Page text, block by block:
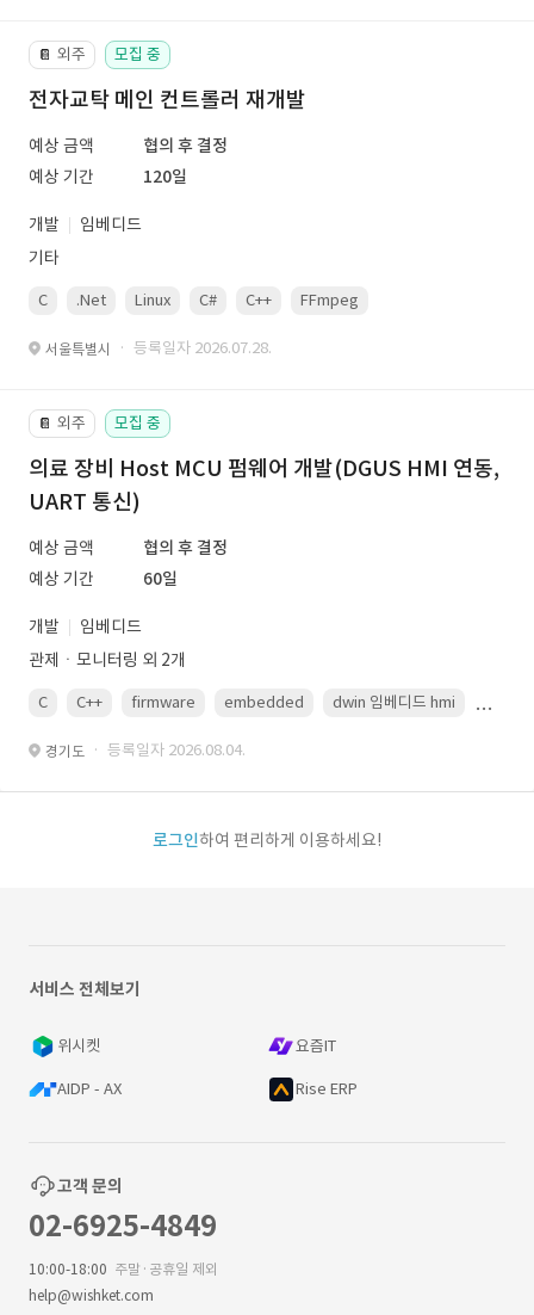
📔 외주 모집 중
전자교탁 메인 컨트롤러 재개발
예상 금액
협의 후 결정
예상 기간
120일
개발
임베디드
기타
C .Net Linux C# C++ FFmpeg
서울특별시 · 등록일자 2026.07.28.
📔 외주 모집 중
의료 장비 Host MCU 펌웨어 개발(DGUS HMI 연동,
UART 통신)
예상 금액
협의 후 결정
예상 기간
60일
개발
임베디드
관제ㆍ모니터링 외 2개
C C++ firmware embedded dwin 임베디드 hmi
경기도 · 등록일자 2026.08.04.
로그인하여 편리하게 이용하세요!
서비스 전체보기
위시켓 요즘IT
AIDP - AX Rise ERP
고객 문의
02-6925-4849
10:00-18:00 주말·공휴일 제외
help@wishket.com